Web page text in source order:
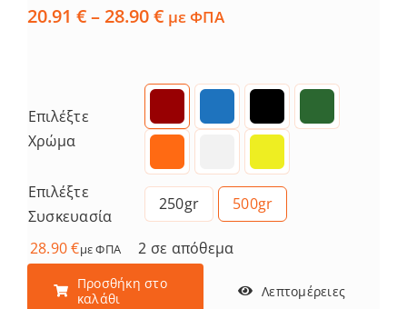
20.91 €–28.90€Price
28.90 €
με ΦΠΑ
Επιλέξτε
Χρώμα
Επιλέξτε
Συσκευασία
250gr 500gr
28.90€με ΦΠΑ 2 σε απόθεμα
Προσθήκη στο
καλάθι
Λεπτομέρειες